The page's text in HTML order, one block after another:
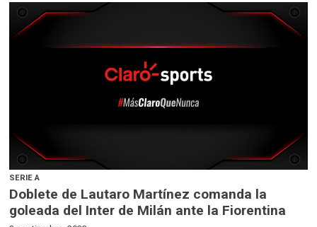
SERIE A
Doblete de Lautaro Martínez comanda la
goleada del Inter de Milán ante la Fiorentina